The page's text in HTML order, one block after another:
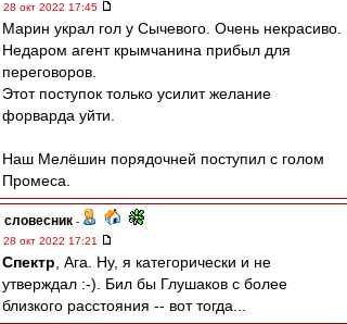
28 окт 2022 17:45
Марин украл гол у Сычевого. Очень некрасиво.
Недаром агент крымчанина прибыл для
переговоров.
Этот поступок только усилит желание
форварда уйти.
Наш Мелёшин порядочней поступил с голом
Промеса.
словесник -
28 окт 2022 17:21
Спектр , Ага. Ну, я категорически и не
утверждал :-). Бил бы Глушаков с более
близкого расстояния -- вот тогда...